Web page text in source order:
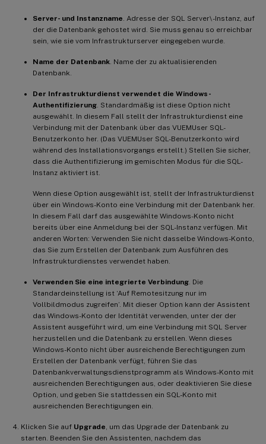
Server- und Instanzname . Adresse der SQL Server\ -Instanz, auf
der die Datenbank gehostet wird. Sie muss genau so erreichbar
sein, wie sie vom Infrastrukturserver eingegeben wurde.
Name der Datenbank . Name der zu aktualisierenden
Datenbank.
Der Infrastrukturdienst verwendet die Windows-
Authentifizierung . Standardmäßig ist diese Option nicht
ausgewählt. In diesem Fall stellt der Infrastrukturdienst eine
Verbindung mit der Datenbank über das VUEMUser SQL-
Benutzerkonto her. (Das VUEMUser SQL-Benutzerkonto wird
während des Installationsvorgangs erstellt.) Stellen Sie sicher,
dass die Authentifizierung im gemischten Modus für die SQL-
Instanz aktiviert ist.
Wenn diese Option ausgewählt ist, stellt der Infrastrukturdienst
über ein Windows-Konto eine Verbindung mit der Datenbank her.
In diesem Fall darf das ausgewählte Windows-Konto nicht
bereits über eine Anmeldung bei der SQL-Instanz verfügen. Mit
anderen Worten: Verwenden Sie nicht dasselbe Windows-Konto,
das Sie zum Erstellen der Datenbank zum Ausführen des
Infrastrukturdienstes verwendet haben.
Verwenden Sie eine integrierte Verbindung . Die
Standardeinstellung ist ‘Auf Remotesitzung nur im
Vollbildmodus zugreifen’. Mit dieser Option kann der Assistent
das Windows-Konto der Identität verwenden, unter der der
Assistent ausgeführt wird, um eine Verbindung mit SQL Server
herzustellen und die Datenbank zu erstellen. Wenn dieses
Windows-Konto nicht über ausreichende Berechtigungen zum
Erstellen der Datenbank verfügt, führen Sie das
Datenbankverwaltungsdienstprogramm als Windows-Konto mit
ausreichenden Berechtigungen aus, oder deaktivieren Sie diese
Option, und geben Sie stattdessen ein SQL-Konto mit
ausreichenden Berechtigungen ein.
Klicken Sie auf Upgrade , um das Upgrade der Datenbank zu
starten. Beenden Sie den Assistenten, nachdem das